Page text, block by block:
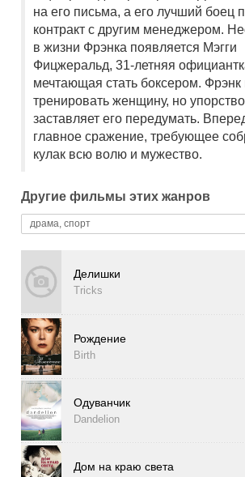
на его письма, а его лучший боец
контракт с другим менеджером.
в жизни Фрэнка появляется Мэгги
Фицжеральд, 31-летняя
мечтающая стать боксером. Фрэнк
тренировать женщину, но
заставляет его передумать.
главное сражение, требующее
кулак всю волю и мужество.
Другие фильмы этих жанров
драма, спорт
Делишки
Tricks
Рождение
Birth
Одуванчик
Dandelion
Дом на краю света